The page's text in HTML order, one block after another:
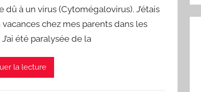
dû à un virus (Cytomégalovirus). J’étais
vacances chez mes parents dans les
été paralysée de la
la lecture